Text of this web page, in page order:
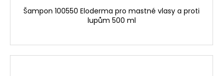
Šampon 100550 Eloderma pro mastné vlasy a proti
lupům 500 ml